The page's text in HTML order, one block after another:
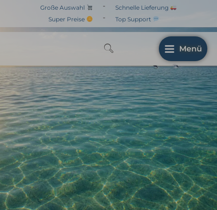
springen
Große Auswahl
Super Preise
-
-
Schnelle Lieferung
Top Support
Menü